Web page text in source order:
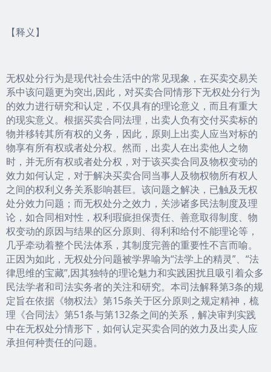
【释义】
无权处分行为是现代社会生活中的常见现象，在买卖交易关
系中该问题更为突出,因此，对买卖合同情形下无权处分行为
的效力进行研究和认定，不仅具有的理论意义，而且有重大
的现实意义。根据买卖合同法理，出卖人负有交付买卖标的
物并移转其所有权的义务，因此，原则上出卖人应当对标的
物享有所有权或者处分权。然而，出卖人在出卖他人之物
时，并无所有权或者处分权，对于该买卖合同及物权变动的
效力如何认定，对于解决买卖合同当事人及物权物所有权人
之间的权利义务关系影响甚巨。该问题之解决，已触及无权
处分效力问题；而无权处分之效力，关涉诸多民法制度及理
论，如合同相对性，权利瑕疵担保责任、善意取得制度、物
权变动的原因与结果的区分原则、得利和给付不能理论等，
几乎牵动着整个民法体系，其制度完善的重要性不言而喻。
正因为如此，无权处分问题被学界喻为“法学上的精灵”、“法
律思维的宝藏”,因其独特的理论魅力和实践困扰且吸引着众多
民法学者和司法实务者的关注和研究。本司法解释第3条的规
定旨在依据《物权法》第15条关于区分原则之规定精神，梳
理《合同法》第51条与第132条之间的关系，解决审判实践
中在无权处分情形下，如何认定买卖合同的效力及出卖人应
承担何种责任的问题。